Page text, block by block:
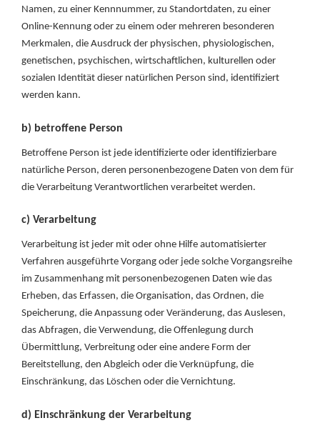
Namen, zu einer Kennnummer, zu Standortdaten, zu einer
Online-Kennung oder zu einem oder mehreren besonderen
Merkmalen, die Ausdruck der physischen, physiologischen,
genetischen, psychischen, wirtschaftlichen, kulturellen oder
sozialen Identität dieser natürlichen Person sind, identifiziert
werden kann.
b) betroffene Person
Betroffene Person ist jede identifizierte oder identifizierbare
natürliche Person, deren personenbezogene Daten von dem für
die Verarbeitung Verantwortlichen verarbeitet werden.
c) Verarbeitung
Verarbeitung ist jeder mit oder ohne Hilfe automatisierter
Verfahren ausgeführte Vorgang oder jede solche Vorgangsreihe
im Zusammenhang mit personenbezogenen Daten wie das
Erheben, das Erfassen, die Organisation, das Ordnen, die
Speicherung, die Anpassung oder Veränderung, das Auslesen,
das Abfragen, die Verwendung, die Offenlegung durch
Übermittlung, Verbreitung oder eine andere Form der
Bereitstellung, den Abgleich oder die Verknüpfung, die
Einschränkung, das Löschen oder die Vernichtung.
d) Einschränkung der Verarbeitung